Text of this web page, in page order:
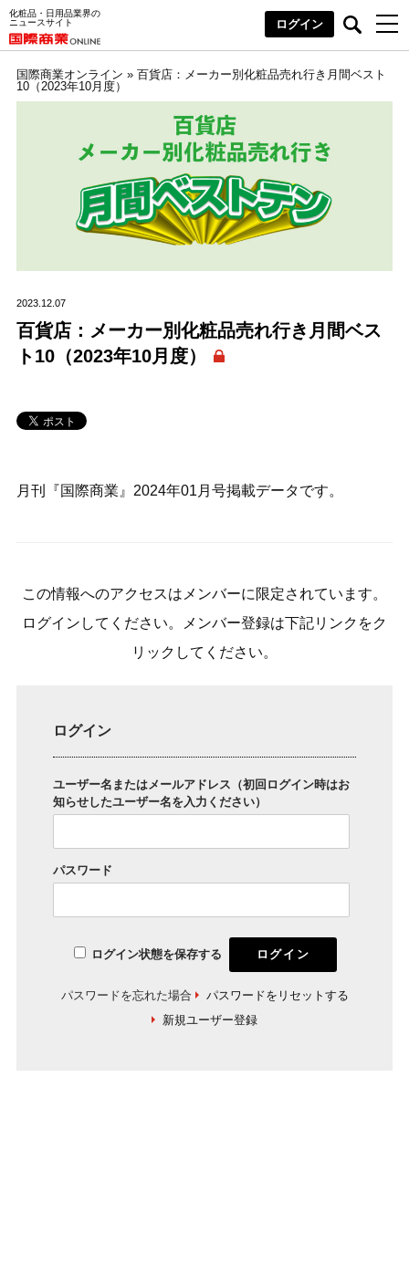
化粧品・日用品業界の
ニュースサイト
ログイン
国際商業オンライン » 百貨店：メーカー別化粧品売れ行き月間ベスト
10（2023年10月度）
2023.12.07
百貨店：メーカー別化粧品売れ行き月間ベス
ト10（2023年10月度）
月刊『国際商業』2024年01月号掲載データです。
この情報へのアクセスはメンバーに限定されています。
ログインしてください。メンバー登録は下記リンクをク
リックしてください。
ログイン
ユーザー名またはメールアドレス（初回ログイン時はお
知らせしたユーザー名を入力ください）
パスワード
ログイン状態を保存する
パスワードを忘れた場合
パスワードをリセットする
新規ユーザー登録